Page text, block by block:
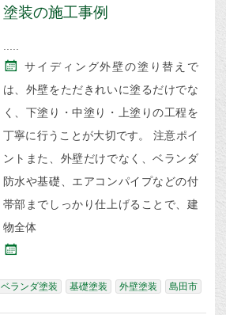
塗装の施工事例
サイディング外壁の塗り替えで
は、外壁をただきれいに塗るだけでな
く、下塗り・中塗り・上塗りの工程を
丁寧に行うことが大切です。 注意ポイ
ントまた、外壁だけでなく、ベランダ
防水や基礎、エアコンパイプなどの付
帯部までしっかり仕上げることで、建
物全体
ベランダ塗装 基礎塗装 外壁塗装 島田市